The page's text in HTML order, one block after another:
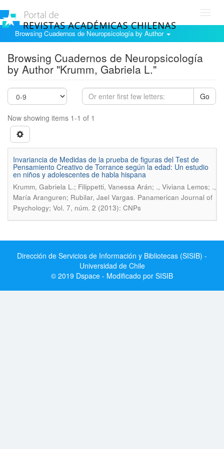
Browsing Cuadernos de Neuropsicología by Author
Browsing Cuadernos de Neuropsicología
by Author "Krumm, Gabriela L."
Go
Now showing items 1-1 of 1
Invariancia de Medidas de la prueba de figuras del Test de
Pensamiento Creativo de Torrance según la edad: Un estudio
en niños y adolescentes de habla hispana
Krumm, Gabriela L.; Filippetti, Vanessa Arán; ., Viviana Lemos; .,
María Aranguren; Rubilar, Jael Vargas. Panamerican Journal of
Psychology; Vol. 7, núm. 2 (2013): CNPs
Dirección de Servicios de Información y Bibliotecas (SISIB) -
Universidad de Chile
© 2019 Dspace - Modificado por SISIB